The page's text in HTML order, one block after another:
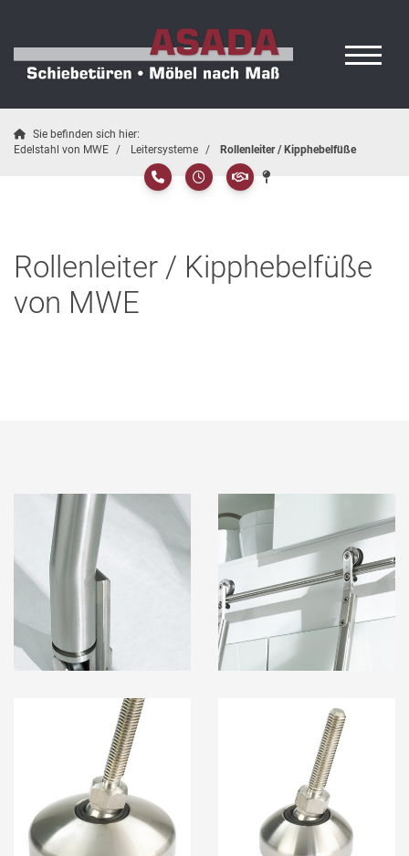
Sie befinden sich hier:
Edelstahl von MWE
Leitersysteme Rollenleiter / Kipphebelfüße
Rollenleiter / Kipphebelfüße
von MWE